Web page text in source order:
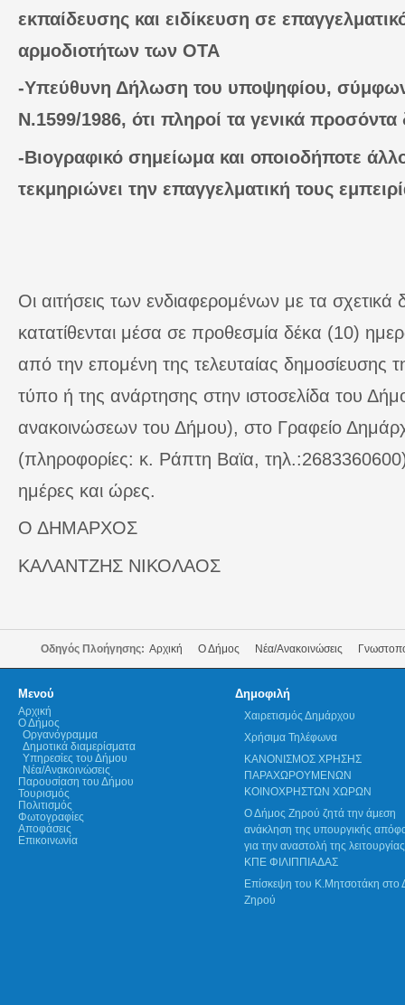
εκπαίδευσης και ειδίκευση σε
αρμοδιοτήτων των ΟΤΑ
-Υπεύθυνη Δήλωση του υποψηφίου,
Ν.1599/1986, ότι πληροί τα γενικά προσόντα
-Βιογραφικό σημείωμα και οποιοδήποτε
τεκμηριώνει την επαγγελματική τους
Οι αιτήσεις των ενδιαφερομένων με τα σχετικά
κατατίθενται μέσα σε προθεσμία δέκα (10)
από την επομένη της τελευταίας δημοσίευσης
τύπο ή της ανάρτησης στην ιστοσελίδα του
ανακοινώσεων του Δήμου), στο Γραφείο
(πληροφορίες: κ. Ράπτη Βαϊα, τηλ.:2683360600)
ημέρες και ώρες.
Ο ΔΗΜΑΡΧΟΣ
ΚΑΛΑΝΤΖΗΣ ΝΙΚΟΛΑΟΣ
Οδηγός Πλοήγησης: Αρχική Ο Δήμος Νέα/Ανακοινώσεις
Μενού
Αρχική
Ο Δήμος
Οργανόγραμμα
Δημοτικά διαμερίσματα
Υπηρεσίες του Δήμου
Νέα/Ανακοινώσεις
Παρουσίαση του Δήμου
Τουρισμός
Πολιτισμός
Φωτογραφίες
Αποφάσεις
Επικοινωνία
Δημοφιλή
Χαιρετισμός Δημάρχου
Χρήσιμα Τηλέφωνα
ΚΑΝΟΝΙΣΜΟΣ ΧΡΗΣΗΣ
ΠΑΡΑΧΩΡΟΥΜΕΝΩΝ
ΚΟΙΝΟΧΡΗΣΤΩΝ ΧΩΡΩΝ
Ο Δήμος Ζηρού ζητά την άμεση
ανάκληση της υπουργικής
για την αναστολή της
ΚΠΕ ΦΙΛΙΠΠΙΑΔΑΣ
Επίσκεψη του Κ.Μητσοτάκη στο
Ζηρού